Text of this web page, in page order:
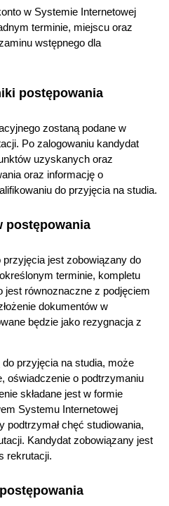
w Systemie Internetowej
terminie, miejscu oraz
wstępnego dla
postępowania
zostaną podane w
Po zalogowaniu kandydat
uzyskanych oraz
oraz informację o
do przyjęcia na studia.
postępowania
przyjęcia jest zobowiązany do
terminie, kompletu
równoznaczne z podjęciem
dokumentów w
będzie jako rezygnacja z
do przyjęcia na studia, może
oświadczenie o podtrzymaniu
składane jest w formie
Systemu Internetowej
podtrzymał chęć studiowania,
Kandydat zobowiązany jest
rekrutacji.